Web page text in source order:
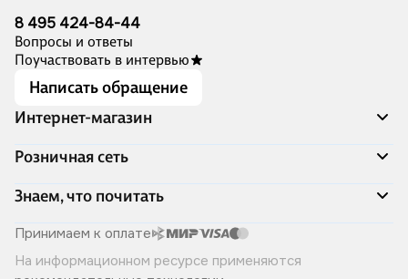
8 495 424-84-44
Вопросы и ответы
Поучаствовать в интервью
Написать обращение
Интернет-магазин
Акции
Доставка и оплата
Программа лояльности
Подарочные сертификаты
Правила продажи
Политика конфиденциальности
Розничная сеть
Адреса магазинов
Книжный Дозор
О компании
Читай-город для бизнеса
Хотите у нас работать?
Знаем, что почитать
Скоро в продаже
Лучшие из лучших
Принимаем к оплате
На информационном ресурсе применяются